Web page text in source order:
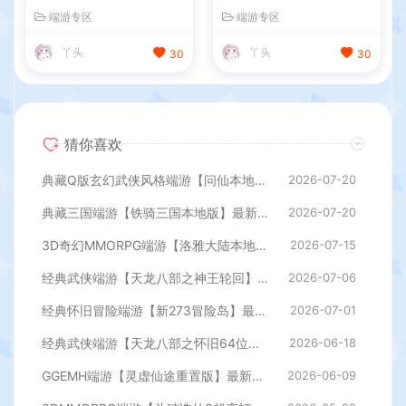
具+详细搭建教程
端游专区
丫头 30
PC客户端+GM工具+详细搭
建教程
端游专区
丫头 30
猜你喜欢
典藏Q版玄幻武侠风格端游【问仙本地版】最新整理Win系服务端+PC客户端+GM指令+详细搭建教程 2026-07-20
典藏三国端游【铁骑三国本地版】最新整理Win系服务端+PC客户端+详细搭建教程+GM命令教程 2026-07-20
3D奇幻MMORPG端游【洛雅大陆本地端】最新整理Win一键服务端+PC客户端+GM工具+详细搭建教程 2026-07-15
经典武侠端游【天龙八部之神王轮回】最新整理单机一键即玩镜像端+Linux手工服务端+PC客户端+GM工具+详细搭建教程 2026-07-06
经典怀旧冒险端游【新273冒险岛】最新整理Linux手工端+PC客户端+登录器+管理后台+网页注册+详细搭建教程 2026-07-01
经典武侠端游【天龙八部之怀旧64位源端洛洛1.9】最新整理单机一键即玩镜像端+Linux手工服务端+PC客户端+GM工具+网页注册+详细搭建教程 2026-06-18
GGEMH端游【灵虚仙途重置版】最新整理WIN系服务端+PC客户端+网关+内置GM+详细搭建教程+全套源码 2026-06-09